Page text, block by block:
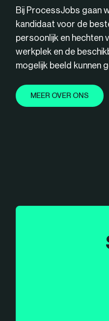
Bij ProcessJobs gaan
kandidaat voor de
persoonlijk en hechten
werkplek en de
mogelijk beeld kunnen
MEER OVER ONS